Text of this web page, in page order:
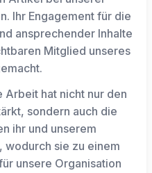
Ihr Engagement für die
ansprechender Inhalte
Mitglied unseres
hat nicht nur den
sondern auch die
ihr und unserem
wodurch sie zu einem
unsere Organisation